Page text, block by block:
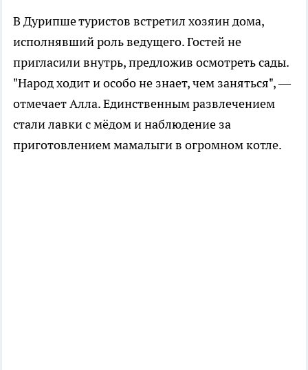
В Дурипше туристов встретил хозяин дома,
исполнявший роль ведущего. Гостей не
пригласили внутрь, предложив осмотреть сады.
"Народ ходит и особо не знает, чем заняться", —
отмечает Алла. Единственным развлечением
стали лавки с мёдом и наблюдение за
приготовлением мамалыги в огромном котле.